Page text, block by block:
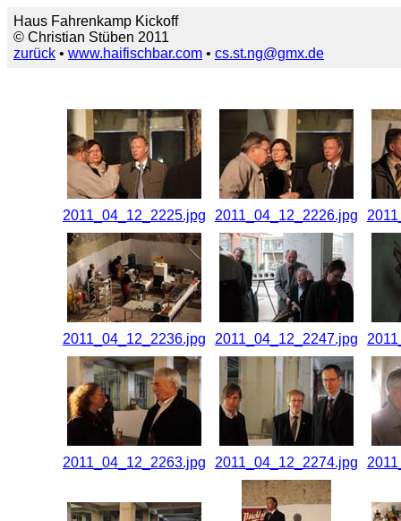
Haus Fahrenkamp Kickoff
© Christian Stüben 2011
zurück • www.haifischbar.com • cs.st.ng@gmx.de
2011_04_12_2225.jpg 2011_04_12_2226.jpg
2011_04_12_2236.jpg 2011_04_12_2247.jpg
2011_04_12_2263.jpg 2011_04_12_2274.jpg